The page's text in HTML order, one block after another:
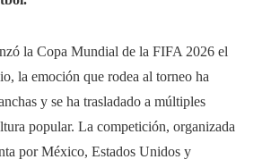
la Copa Mundial de la FIFA 2026 el
la emoción que rodea al torneo ha
y se ha trasladado a múltiples
popular. La competición, organizada
por México, Estados Unidos y